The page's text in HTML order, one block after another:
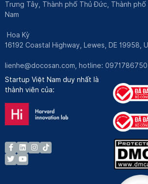
Trưng Tây, Thành phố Thủ Đức, Thành phố
Nam
Hoa Kỳ
16192 Coastal Highway, Lewes, DE 19958,
lienhe@docosan.com, hotline: 0971786750
Startup Việt Nam duy nhất là
thành viên của: